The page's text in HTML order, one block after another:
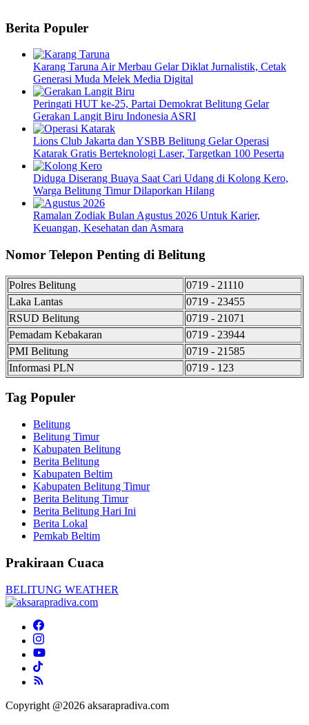
Berita Populer
Karang Taruna Air Merbau Gelar Diklat Jurnalistik, Cetak
Generasi Muda Melek Media Digital
Peringati HUT ke-25, Partai Demokrat Belitung Gelar
Gerakan Langit Biru Indonesia ASRI
Lions Club Jakarta dan YSBB Belitung Gelar Operasi
Katarak Gratis Berteknologi Laser, Targetkan 100 Peserta
Diduga Diserang Buaya Saat Cari Udang di Kolong Kero,
Warga Belitung Timur Dilaporkan Hilang
Ramalan Zodiak Bulan Agustus 2026 Untuk Karier,
Keuangan, Kesehatan dan Asmara
Nomor Telepon Penting di Belitung
Polres Belitung
0719 - 21110
Laka Lantas
0719 - 23455
RSUD Belitung
0719 - 21071
Pemadam Kebakaran
0719 - 23944
PMI Belitung
0719 - 21585
Informasi PLN
0719 - 123
Tag Populer
Belitung
Belitung Timur
Kabupaten Belitung
Berita Belitung
Kabupaten Beltim
Kabupaten Belitung Timur
Berita Belitung Timur
Berita Belitung Hari Ini
Berita Lokal
Pemkab Beltim
Prakiraan Cuaca
BELITUNG WEATHER
Copyright @2026 aksarapradiva.com